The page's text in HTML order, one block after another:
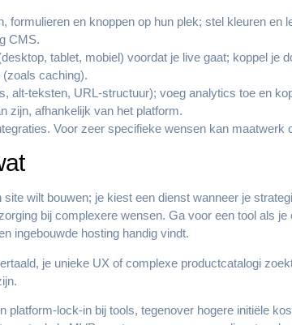
formulieren en knoppen op hun plek; stel kleuren
CMS.
tablet, mobiel) voordat je live gaat; koppel je
caching).
alt-teksten, URL-structuur); voeg analytics toe en
zijn, afhankelijk van het platform.
Voor zeer specifieke wensen kan maatwerk
wilt bouwen; je kiest een dienst wanneer je
bij complexere wensen. Ga voor een tool als
ingebouwde hosting handig vindt.
je unieke UX of complexe productcatalogi
platform-lock-in bij tools, tegenover hogere initiële